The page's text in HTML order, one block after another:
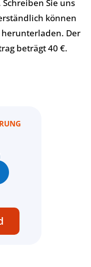
Sie uns
können
Der
beträgt 40 €.